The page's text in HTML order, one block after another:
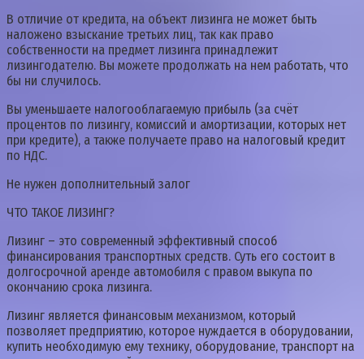
В отличие от кредита, на объект лизинга не может быть
наложено взыскание третьих лиц, так как право
собственности на предмет лизинга принадлежит
лизингодателю. Вы можете продолжать на нем работать, что
бы ни случилось.
Вы уменьшаете налогооблагаемую прибыль (за счёт
процентов по лизингу, комиссий и амортизации, которых нет
при кредите), а также получаете право на налоговый кредит
по НДС.
Не нужен дополнительный залог
ЧТО ТАКОЕ ЛИЗИНГ?
Лизинг – это современный эффективный способ
финансирования транспортных средств. Суть его состоит в
долгосрочной аренде автомобиля с правом выкупа по
окончанию срока лизинга.
Лизинг является финансовым механизмом, который
позволяет предприятию, которое нуждается в оборудовании,
купить необходимую ему технику, оборудование, транспорт на